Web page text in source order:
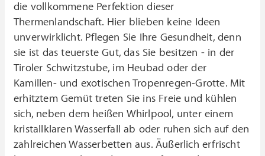
die vollkommene Perfektion dieser
Thermenlandschaft. Hier blieben keine Ideen
unverwirklicht. Pflegen Sie Ihre Gesundheit, denn
sie ist das teuerste Gut, das Sie besitzen - in der
Tiroler Schwitzstube, im Heubad oder der
Kamillen- und exotischen Tropenregen-Grotte. Mit
erhitztem Gemüt treten Sie ins Freie und kühlen
sich, neben dem heißen Whirlpool, unter einem
kristallklaren Wasserfall ab oder ruhen sich auf den
zahlreichen Wasserbetten aus. Äußerlich erfrischt